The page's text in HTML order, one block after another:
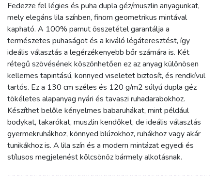
Fedezze fel légies és puha dupla géz/muszlin anyagunkat,
mely elegáns lila színben, finom geometrikus mintával
kapható. A 100% pamut összetétel garantálja a
természetes puhaságot és a kiváló légáteresztést, így
ideális választás a legérzékenyebb bőr számára is. Két
rétegű szövésének köszönhetően ez az anyag különösen
kellemes tapintású, könnyed viseletet biztosít, és rendkívül
tartós. Ez a 130 cm széles és 120 g/m2 súlyú dupla géz
tökéletes alapanyag nyári és tavaszi ruhadarabokhoz.
Készíthet belőle kényelmes babaruhákat, mint például
bodykat, takarókat, muszlin kendőket, de ideális választás
gyermekruhákhoz, könnyed blúzokhoz, ruhákhoz vagy akár
tunikákhoz is. A lila szín és a modern mintázat egyedi és
stílusos megjelenést kölcsönöz bármely alkotásnak.